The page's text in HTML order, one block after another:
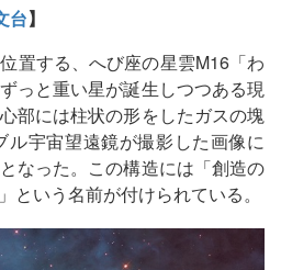
台】
置する、へび座の星雲M16「わ
っと重い星が誕生しつつある現
部には柱状の形をしたガスの塊
ル宇宙望遠鏡が撮影した画像に
なった。この構造には「創造の
という名前が付けられている。